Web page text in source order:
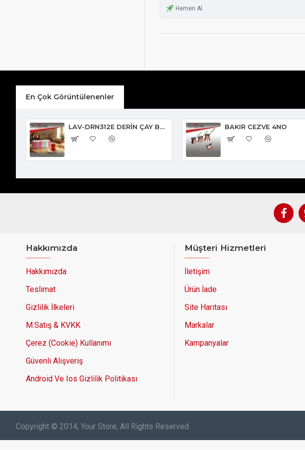
Hemen Al
En Çok Görüntülenenler
LAV-DRN312E DERİN ÇAY BARDAK BAKIR CEZVE 4NO
Hakkımızda
Hakkımızda
Teslimat
Gizlilik İlkeleri
M.Satış & KVKK
Çerez (Cookie) Kullanımı
Güvenli Alışveriş
Android Ve Ios Gizlilik Politikası
Müşteri Hizmetleri
İletişim
Ürün İade
Site Haritası
Markalar
Kampanyalar
Copyright © 2014, Your Store, All Rights Reserved